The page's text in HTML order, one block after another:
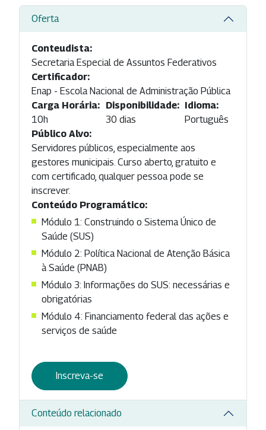
Oferta
Conteudista:
Secretaria Especial de Assuntos Federativos
Certificador:
Enap - Escola Nacional de Administração Pública
Carga Horária:
10h
Disponibilidade:
30 dias
Idioma:
Português
Público Alvo:
Servidores públicos, especialmente aos
gestores municipais. Curso aberto, gratuito e
com certificado, qualquer pessoa pode se
inscrever.
Conteúdo Programático:
Módulo 1: Construindo o Sistema Único de
Saúde (SUS)
Módulo 2: Política Nacional de Atenção Básica
à Saúde (PNAB)
Módulo 3: Informações do SUS: necessárias e
obrigatórias
Módulo 4: Financiamento federal das ações e
serviços de saúde
Inscreva-se
Conteúdo relacionado